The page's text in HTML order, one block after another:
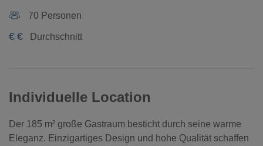
70 Personen
€ € Durchschnitt
Individuelle Location
Der 185 m² große Gastraum besticht durch seine warme
Eleganz. Einzigartiges Design und hohe Qualität schaffen